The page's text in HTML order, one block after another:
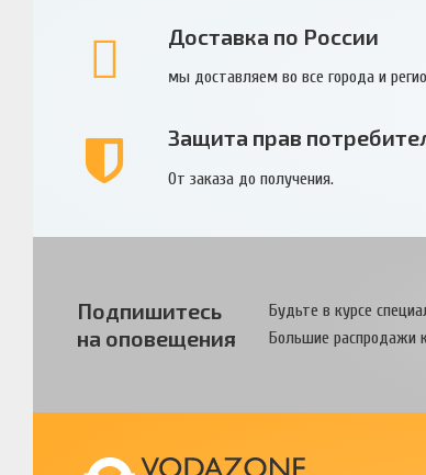
Доставка по России
мы доставляем во все города и
Защита прав
От заказа до получения.
Подпишитесь
на оповещения
Будьте в курсе
Большие распродажи